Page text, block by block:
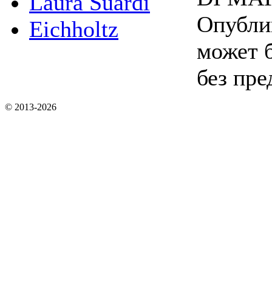
Eichholtz
может
без
© 2013-2026